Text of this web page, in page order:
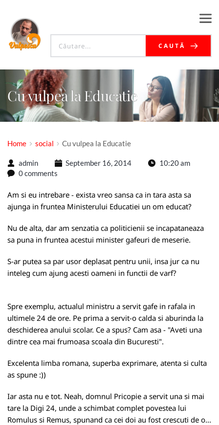
CAUTĂ
Cu vulpea la Educatie
Home social Cu vulpea la Educatie
admin September 16, 2014
10:20 am
0 comments
Am si eu intrebare - exista vreo sansa ca in tara asta sa
ajunga in fruntea Ministerului Educatiei un om educat?
Nu de alta, dar am senzatia ca politicienii se incapataneaza
sa puna in fruntea acestui minister gafeuri de meserie.
S-ar putea sa par usor deplasat pentru unii, insa jur ca nu
inteleg cum ajung acesti oameni in functii de varf?
Spre exemplu, actualul ministru a servit gafe in rafala in
ultimele 24 de ore. Pe prima a servit-o calda si aburinda la
deschiderea anului scolar. Ce a spus? Cam asa - "Aveti una
dintre cea mai frumoasa scoala din Bucuresti".
Excelenta limba romana, superba exprimare, atenta si culta
as spune :))
Iar asta nu e tot. Neah, domnul Pricopie a servit una si mai
tare la Digi 24, unde a schimbat complet povestea lui
Romulus si Remus, spunand ca cei doi au fost crescuti de o...